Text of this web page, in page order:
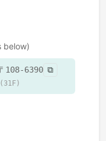
below)
108-6390 ⧉
( 31F)